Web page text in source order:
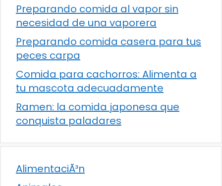
Preparando comida al vapor sin
necesidad de una vaporera
Preparando comida casera para tus
peces carpa
Comida para cachorros: Alimenta a
tu mascota adecuadamente
Ramen: la comida japonesa que
conquista paladares
AlimentaciÃ³n